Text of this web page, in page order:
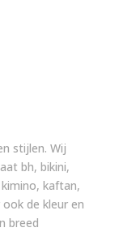
stijlen. Wij
bh, bikini,
kaftan,
de kleur en
breed